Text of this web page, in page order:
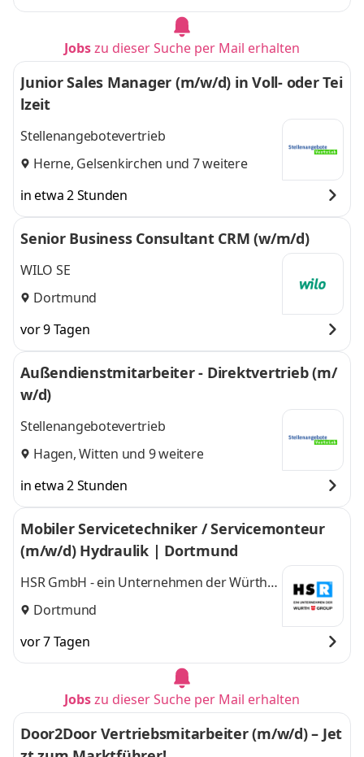
Jobszu dieser Suche per Mail erhalten
Junior Sales Manager (m/w/d) in Voll- oder Tei
lzeit
Stellenangebotevertrieb
Herne, Gelsenkirchen und 7 weitere
in etwa 2 Stunden
Senior Business Consultant CRM (w/m/d)
WILO SE
Dortmund
vor 9 Tagen
Außendienstmitarbeiter - Direktvertrieb (m/
w/d)
Stellenangebotevertrieb
Hagen,Witten und 9 weitere
in etwa 2 Stunden
Mobiler Servicetechniker / Servicemonteur
(m/w/d) Hydraulik | Dortmund
HSR GmbH - ein Unternehmen der Würth
Group
Dortmund
vor 7 Tagen
Jobszu dieser Suche per Mail erhalten
Door2Door Vertriebsmitarbeiter (m/w/d) – Jet